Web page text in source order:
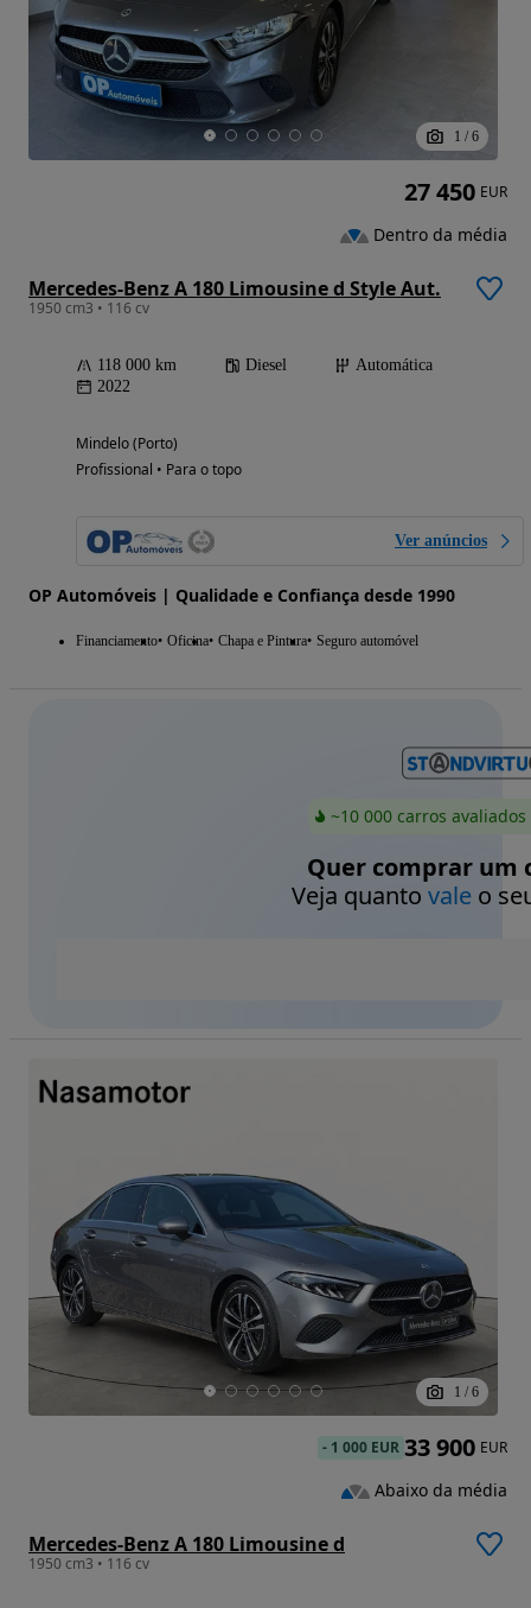
1 / 6
Mercedes-Benz A 180 Limousine d Style Aut.
1950 cm3 • 116 cv
118 000 km Diesel
Automática
2022
Mindelo (Porto)
Profissional • Para o topo
Ver anúncios
OP Automóveis | Qualidade e Confiança desde 1990
Financiamento Oficina Chapa e Pintura Seguro automóvel
27 450 EUR
Dentro da média
~10 000 carros
Quer comprar um
Veja quanto valeo
1 / 6
Mercedes-Benz A 180 Limousine d
1950 cm3 • 116 cv
- 1 000 EUR 33 900 EUR
Abaixo da média